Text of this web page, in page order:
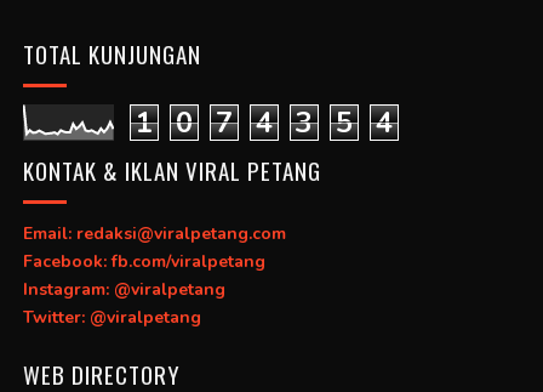
TOTAL KUNJUNGAN
1 0 7 4 3 5 4
KONTAK & IKLAN VIRAL PETANG
Email: redaksi@viralpetang.com
Facebook: fb.com/viralpetang
Instagram: @viralpetang
Twitter: @viralpetang
WEB DIRECTORY